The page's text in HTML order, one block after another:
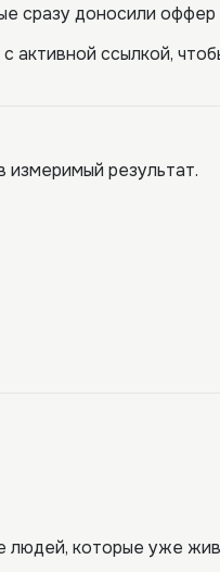
сразу доносили оффер
активной ссылкой,
измеримый результат.
людей, которые уже